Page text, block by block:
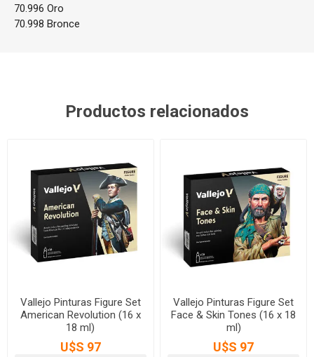
70.996 Oro
70.998 Bronce
Productos relacionados
Vallejo Pinturas Figure Set
American Revolution (16 x
18 ml)
U$S 97
Vallejo Pinturas Figure Set
Face & Skin Tones (16 x 18
ml)
U$S 97